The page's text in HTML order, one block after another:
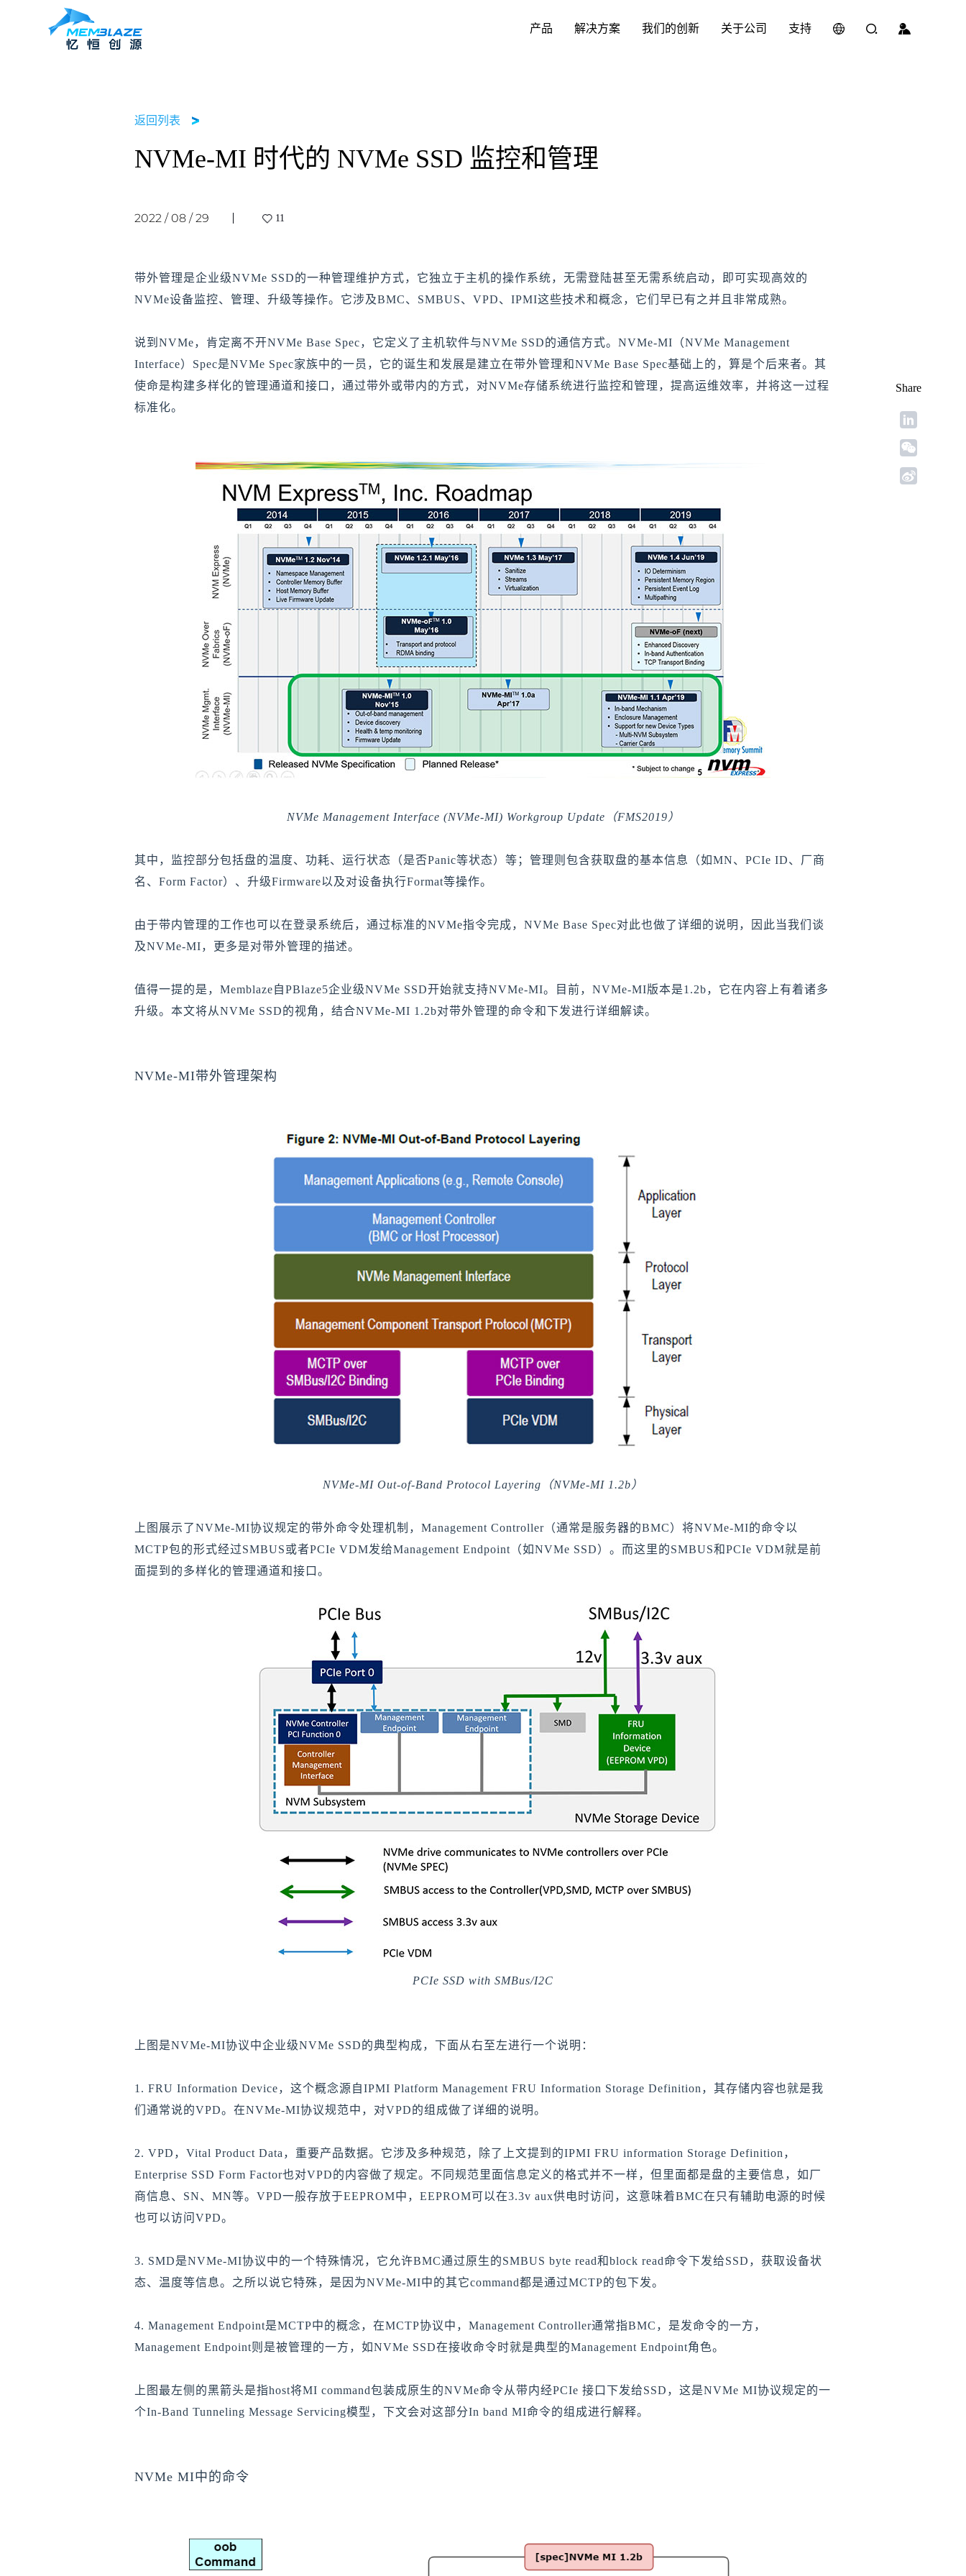
产品
PBlaze7 7A40 系列 NVMe SSD
解决方案
释放算力，以更强 I/O 性能加速 AI 模型训练与迭代
业务的连续性、响应速度及吞吐能力直接影响上层
用户体验
在海量数据中发现关键价值
产品的兼容性、可靠性与可维护性直接影响云服务
质量
IOT 边缘计算
空间有限，潜能无限，高性能 NVMe SSD 让边缘计
算迸发更多可能
软件定义存储
突破传统存储架构瓶颈，让闪存发挥更大价值
我们的创新
MUFP 统一架构平台
精于技术 ，专注研发
性能深度挖掘的同时，带来稳定的数据存取能力，
满足企业级应用所需的高一致性。
始终保障数据的准确性和安全性 更加强大及丰富的企业级特性
关于公司
给每份数据一个新家 以人为本，创造价值
支持
如有问题，可以随时联系我们 成为忆恒创源 VIP 会员，下载相关技术文档
返回列表
NVMe-MI 时代的 NVMe SSD 监控和管理
2022 / 08 / 29 11
带外管理是企业级NVMe SSD的一种管理维护方式，它独立于主机的操作系统，无需登陆甚至无需系统启动，即可实现高效的
NVMe设备监控、管理、升级等操作。它涉及BMC、SMBUS、VPD、IPMI这些技术和概念，它们早已有之并且非常成熟。
说到NVMe，肯定离不开NVMe Base Spec，它定义了主机软件与NVMe SSD的通信方式。NVMe-MI（NVMe Management
Interface）Spec是NVMe Spec家族中的一员，它的诞生和发展是建立在带外管理和NVMe Base Spec基础上的，算是个后来者。其
使命是构建多样化的管理通道和接口，通过带外或带内的方式，对NVMe存储系统进行监控和管理，提高运维效率，并将这一过程
标准化。
NVMe Management Interface (NVMe-MI) Workgroup Update（FMS2019）
其中，监控部分包括盘的温度、功耗、运行状态（是否Panic等状态）等；管理则包含获取盘的基本信息（如MN、PCIe ID、厂商
名、Form Factor）、升级Firmware以及对设备执行Format等操作。
由于带内管理的工作也可以在登录系统后，通过标准的NVMe指令完成，NVMe Base Spec对此也做了详细的说明，因此当我们谈
及NVMe-MI，更多是对带外管理的描述。
值得一提的是，Memblaze自PBlaze5企业级NVMe SSD开始就支持NVMe-MI。目前，NVMe-MI版本是1.2b，它在内容上有着诸多
升级。本文将从NVMe SSD的视角，结合NVMe-MI 1.2b对带外管理的命令和下发进行详细解读。
NVMe-MI带外管理架构
NVMe-MI Out-of-Band Protocol Layering（NVMe-MI 1.2b）
上图展示了NVMe-MI协议规定的带外命令处理机制，Management Controller（通常是服务器的BMC）将NVMe-MI的命令以
MCTP包的形式经过SMBUS或者PCIe VDM发给Management Endpoint（如NVMe SSD）。而这里的SMBUS和PCIe VDM就是前
面提到的多样化的管理通道和接口。
PCIe SSD with SMBus/I2C
上图是NVMe-MI协议中企业级NVMe SSD的典型构成，下面从右至左进行一个说明：
1. FRU Information Device，这个概念源自IPMI Platform Management FRU Information Storage Definition，其存储内容也就是我
们通常说的VPD。在NVMe-MI协议规范中，对VPD的组成做了详细的说明。
2. VPD，Vital Product Data，重要产品数据。它涉及多种规范，除了上文提到的IPMI FRU information Storage Definition，
Enterprise SSD Form Factor也对VPD的内容做了规定。不同规范里面信息定义的格式并不一样，但里面都是盘的主要信息，如厂
商信息、SN、MN等。VPD一般存放于EEPROM中，EEPROM可以在3.3v aux供电时访问，这意味着BMC在只有辅助电源的时候
也可以访问VPD。
3. SMD是NVMe-MI协议中的一个特殊情况，它允许BMC通过原生的SMBUS byte read和block read命令下发给SSD，获取设备状
态、温度等信息。之所以说它特殊，是因为NVMe-MI中的其它command都是通过MCTP的包下发。
4. Management Endpoint是MCTP中的概念，在MCTP协议中，Management Controller通常指BMC，是发命令的一方，
Management Endpoint则是被管理的一方，如NVMe SSD在接收命令时就是典型的Management Endpoint角色。
上图最左侧的黑箭头是指host将MI command包装成原生的NVMe命令从带内经PCIe 接口下发给SSD，这是NVMe MI协议规定的一
个In-Band Tunneling Message Servicing模型，下文会对这部分In band MI命令的组成进行解释。
NVMe MI中的命令
Share